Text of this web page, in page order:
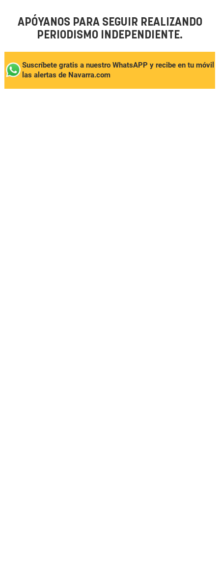
APÓYANOS PARA SEGUIR REALIZANDO
PERIODISMO INDEPENDIENTE.
Suscríbete gratis a nuestro WhatsAPP y recibe en tu móvil
las alertas de Navarra.com